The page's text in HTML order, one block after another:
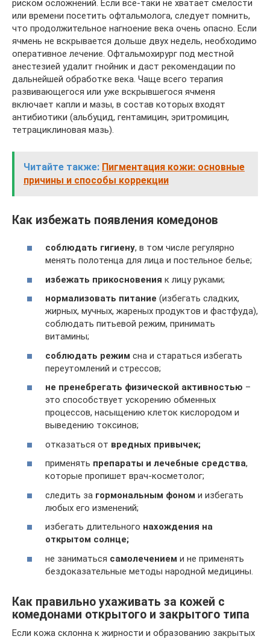
риском осложнений. Если всё-таки не хватает смелости
или времени посетить офтальмолога, следует помнить,
что продолжительное нагноение века очень опасно. Если
ячмень не вскрывается дольше двух недель, необходимо
оперативное лечение. Офтальмохирург под местной
анестезией удалит гнойник и даст рекомендации по
дальнейшей обработке века. Чаще всего терапия
развивающегося или уже вскрывшегося ячменя
включает капли и мазы, в состав которых входят
антибиотики (альбуцид, гентамицин, эритромицин,
тетрациклиновая мазь).
Читайте также: Пигментация кожи: основные
причины и способы коррекции
Как избежать появления комедонов
соблюдать гигиену, в том числе регулярно
менять полотенца для лица и постельное белье;
избежать прикосновения к лицу руками;
нормализовать питание (избегать сладких,
жирных, мучных, жареных продуктов и фастфуда),
соблюдать питьевой режим, принимать
витамины;
соблюдать режим сна и стараться избегать
переутомлений и стрессов;
не пренебрегать физической активностью –
это способствует ускорению обменных
процессов, насыщению клеток кислородом и
выведению токсинов;
отказаться от вредных привычек;
применять препараты и лечебные средства,
которые пропишет врач-косметолог;
следить за гормональным фоном и избегать
любых его изменений;
избегать длительного нахождения на
открытом солнце;
не заниматься самолечением и не применять
бездоказательные методы народной медицины.
Как правильно ухаживать за кожей с
комедонами открытого и закрытого типа
Если кожа склонна к жирности и образованию закрытых